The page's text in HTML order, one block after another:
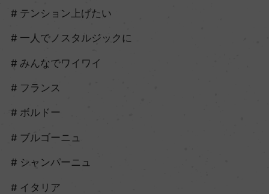
テンション上げたい
一人でノスタルジックに
みんなでワイワイ
フランス
ボルドー
ブルゴーニュ
シャンパーニュ
イタリア